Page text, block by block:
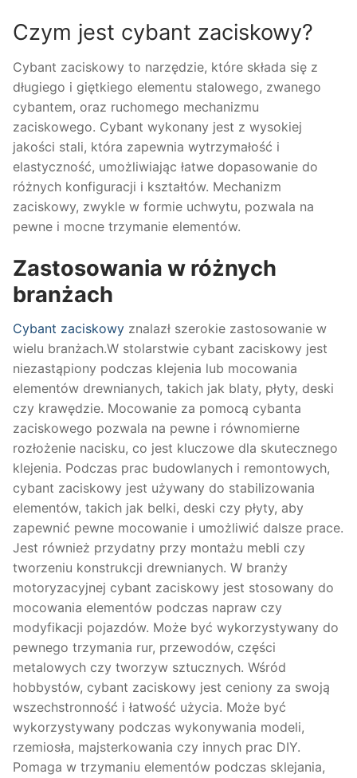
Czym jest cybant zaciskowy?
Cybant zaciskowy to narzędzie, które składa się z
długiego i giętkiego elementu stalowego, zwanego
cybantem, oraz ruchomego mechanizmu
zaciskowego. Cybant wykonany jest z wysokiej
jakości stali, która zapewnia wytrzymałość i
elastyczność, umożliwiając łatwe dopasowanie do
różnych konfiguracji i kształtów. Mechanizm
zaciskowy, zwykle w formie uchwytu, pozwala na
pewne i mocne trzymanie elementów.
Zastosowania w różnych
branżach
Cybant zaciskowy znalazł szerokie zastosowanie w
wielu branżach.W stolarstwie cybant zaciskowy jest
niezastąpiony podczas klejenia lub mocowania
elementów drewnianych, takich jak blaty, płyty, deski
czy krawędzie. Mocowanie za pomocą cybanta
zaciskowego pozwala na pewne i równomierne
rozłożenie nacisku, co jest kluczowe dla skutecznego
klejenia. Podczas prac budowlanych i remontowych,
cybant zaciskowy jest używany do stabilizowania
elementów, takich jak belki, deski czy płyty, aby
zapewnić pewne mocowanie i umożliwić dalsze prace.
Jest również przydatny przy montażu mebli czy
tworzeniu konstrukcji drewnianych. W branży
motoryzacyjnej cybant zaciskowy jest stosowany do
mocowania elementów podczas napraw czy
modyfikacji pojazdów. Może być wykorzystywany do
pewnego trzymania rur, przewodów, części
metalowych czy tworzyw sztucznych. Wśród
hobbystów, cybant zaciskowy jest ceniony za swoją
wszechstronność i łatwość użycia. Może być
wykorzystywany podczas wykonywania modeli,
rzemiosła, majsterkowania czy innych prac DIY.
Pomaga w trzymaniu elementów podczas sklejania,